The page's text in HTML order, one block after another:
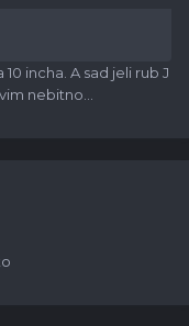
incha. A sad jeli rub J
nebitno...